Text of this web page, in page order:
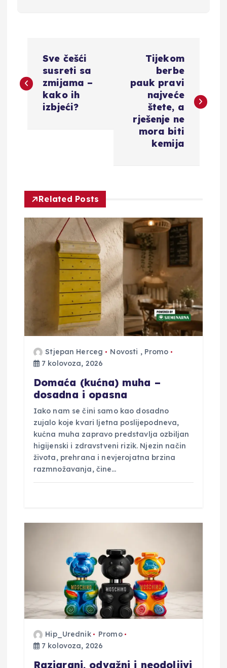
a
v
c
a
b
Sve češći
susreti sa
zmijama –
kako ih
izbjeći?
Tijekom
berbe
pauk pravi
najveće
štete, a
rješenje ne
mora biti
kemija
Related Posts
Stjepan Herceg Novosti , Promo
7 kolovoza, 2026
Domaća (kućna) muha –
dosadna i opasna
Iako nam se čini samo kao dosadno
zujalo koje kvari ljetna poslijepodneva,
kućna muha zapravo predstavlja ozbiljan
higijenski i zdravstveni rizik. Njezin način
života, prehrana i nevjerojatna brzina
razmnožavanja, čine…
Hip_Urednik
Promo
7 kolovoza, 2026
Razigrani, odvažni i neodoljivi